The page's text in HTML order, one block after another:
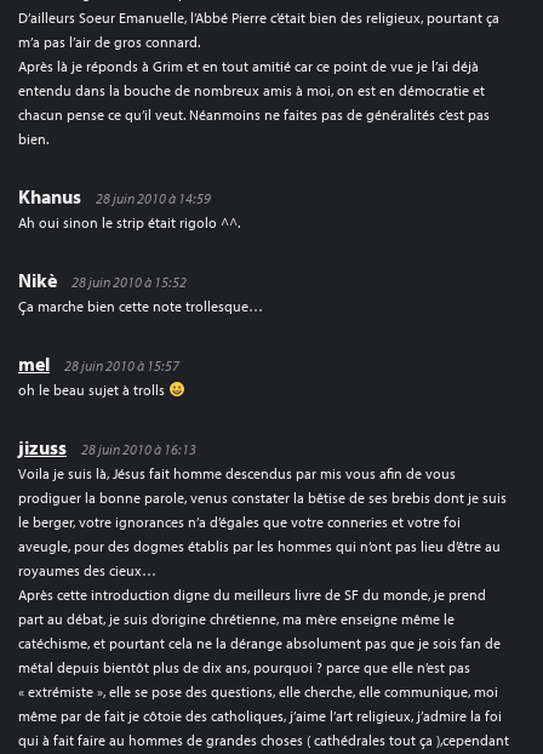
D’ailleurs Soeur Emanuelle, l’Abbé Pierre c’était bien des religieux, pourtant ça
m’a pas l’air de gros connard.
Après là je réponds à Grim et en tout amitié car ce point de vue je l’ai déjà
entendu dans la bouche de nombreux amis à moi, on est en démocratie et
chacun pense ce qu’il veut. Néanmoins ne faites pas de généralités c’est pas
bien.
Khanus
28 juin 2010 à 14:59
Ah oui sinon le strip était rigolo ^^.
Nikè
28 juin 2010 à 15:52
Ça marche bien cette note trollesque…
mel
28 juin 2010 à 15:57
oh le beau sujet à trolls
jizuss
28 juin 2010 à 16:13
Voila je suis là, Jésus fait homme descendus par mis vous afin de vous
prodiguer la bonne parole, venus constater la bêtise de ses brebis dont je suis
le berger, votre ignorances n’a d’égales que votre conneries et votre foi
aveugle, pour des dogmes établis par les hommes qui n’ont pas lieu d’être au
royaumes des cieux…
Après cette introduction digne du meilleurs livre de SF du monde, je prend
part au débat, je suis d’origine chrétienne, ma mère enseigne même le
catéchisme, et pourtant cela ne la dérange absolument pas que je sois fan de
métal depuis bientôt plus de dix ans, pourquoi ? parce que elle n’est pas
« extrémiste », elle se pose des questions, elle cherche, elle communique, moi
même par de fait je côtoie des catholiques, j’aime l’art religieux, j’admire la foi
qui à fait faire au hommes de grandes choses ( cathédrales tout ça ),cependant